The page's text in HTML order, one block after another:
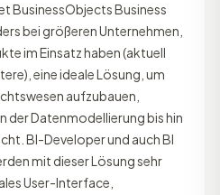
BusinessObjects Business
bei größeren Unternehmen,
im Einsatz haben (aktuell
eine ideale Lösung, um
aufzubauen,
der Datenmodellierung bis hin
BI-Developer und auch BI
mit dieser Lösung sehr
User-Interface,